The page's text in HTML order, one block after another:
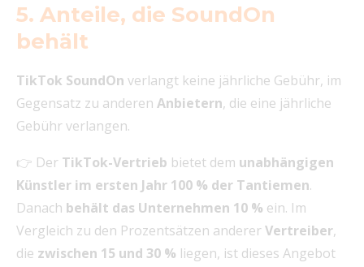
5. Anteile, die SoundOn
behält
TikTok SoundOn verlangt keine jährliche Gebühr, im
Gegensatz zu anderen Anbietern, die eine jährliche
Gebühr verlangen.
👉 Der TikTok-Vertrieb bietet dem unabhängigen
Künstler im ersten Jahr 100 % der Tantiemen.
Danach behält das Unternehmen 10 % ein. Im
Vergleich zu den Prozentsätzen andererVertreiber,
die zwischen 15 und 30 % liegen, ist dieses Angebot